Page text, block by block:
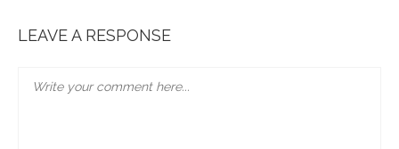
LEAVE A RESPONSE